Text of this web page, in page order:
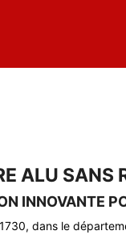
ALU SANS
INNOVANTE
dans le